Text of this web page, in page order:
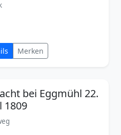
Merken
bei Eggmühl 22.
1809